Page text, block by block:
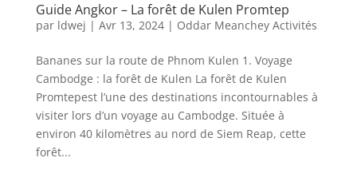
Guide Angkor – La forêt de Kulen Promtep
par ldwej | Avr 13, 2024| Oddar Meanchey Activités
Bananes sur la route de Phnom Kulen 1. Voyage
Cambodge : la forêt de Kulen La forêt de Kulen
Promtepest l’une des destinations incontournables à
visiter lors d’un voyage au Cambodge. Située à
environ 40 kilomètres au nord de Siem Reap, cette
forêt...